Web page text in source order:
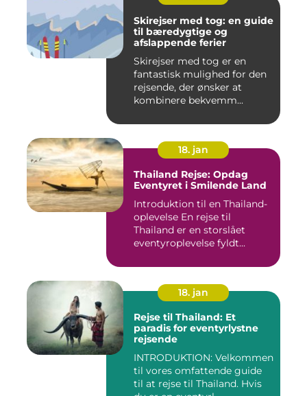
Skirejser med tog: en guide
til bæredygtige og
afslappende ferier
Skirejser med tog er en
fantastisk mulighed for den
rejsende, der ønsker at
kombinere bekvemm...
18. jan
Thailand Rejse: Opdag
Eventyret i Smilende Land
Introduktion til en Thailand-
oplevelse En rejse til
Thailand er en storslået
eventyroplevelse fyldt...
18. jan
Rejse til Thailand: Et
paradis for eventyrlystne
rejsende
INTRODUKTION: Velkommen
til vores omfattende guide
til at rejse til Thailand. Hvis